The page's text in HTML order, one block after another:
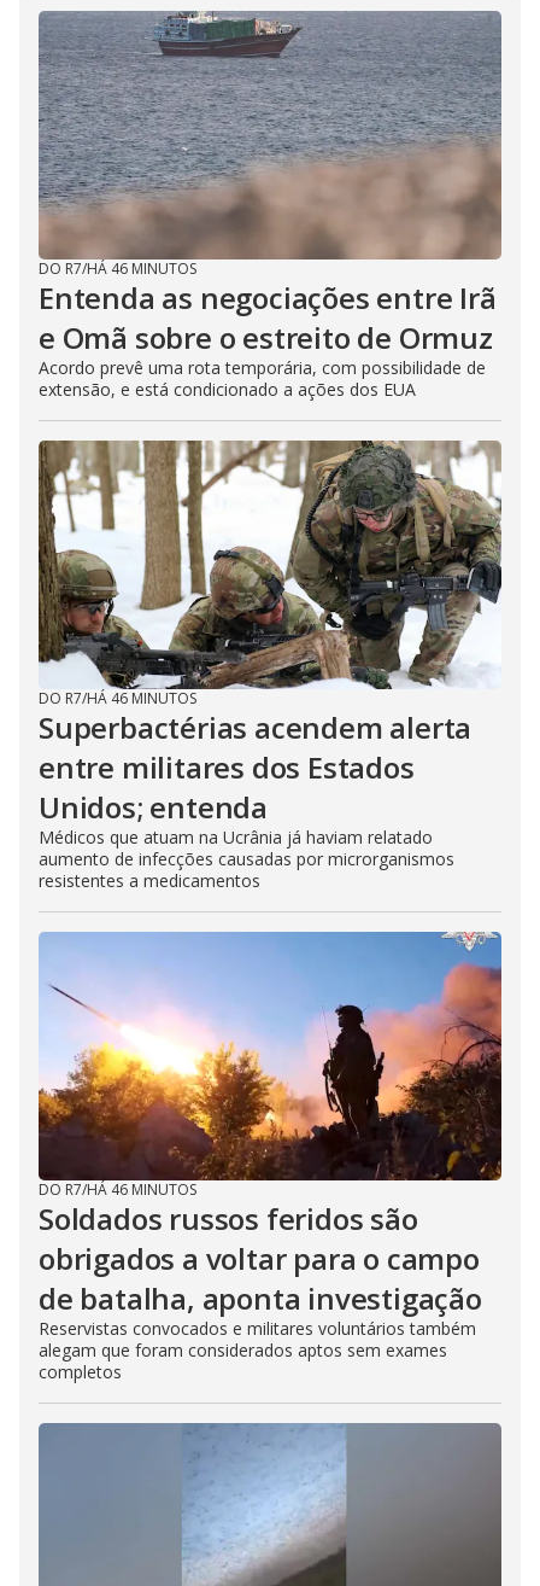
DO R7/HÁ 46 MINUTOS
Entenda as negociações entre Irã
e Omã sobre o estreito de Ormuz
Acordo prevê uma rota temporária, com possibilidade de
extensão, e está condicionado a ações dos EUA
DO R7/HÁ 46 MINUTOS
Superbactérias acendem alerta
entre militares dos Estados
Unidos; entenda
Médicos que atuam na Ucrânia já haviam relatado
aumento de infecções causadas por microrganismos
resistentes a medicamentos
DO R7/HÁ 46 MINUTOS
Soldados russos feridos são
obrigados a voltar para o campo
de batalha, aponta investigação
Reservistas convocados e militares voluntários também
alegam que foram considerados aptos sem exames
completos